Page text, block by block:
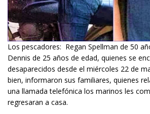
Los pescadores: Regan Spellman de 50
Dennis de 25 años de edad, quienes se
desaparecidos desde el miércoles 22 de
bien, informaron sus familiares, quienes
una llamada telefónica los marinos les
regresaran a casa.